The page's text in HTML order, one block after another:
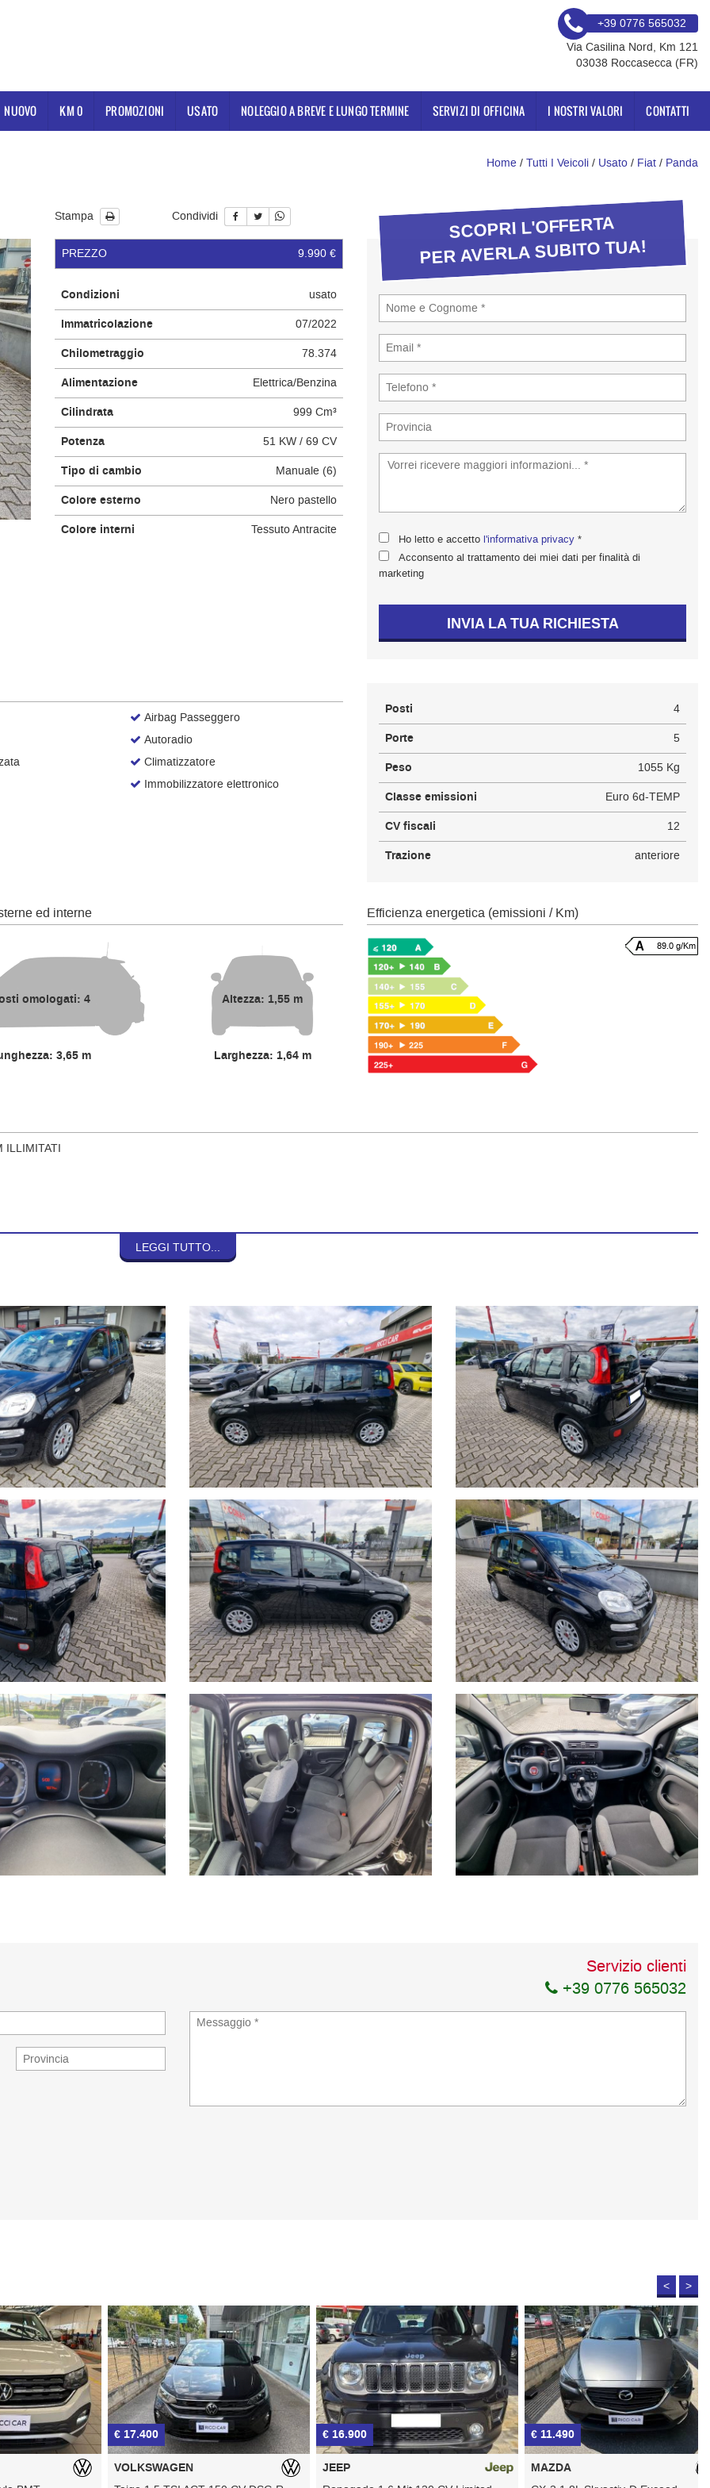
+39 0776 565032
Via Casilina Nord, Km 121
03038 Roccasecca (FR)
NUOVO KM 0 PROMOZIONI USATO NOLEGGIO A BREVE E LUNGO TERMINE SERVIZI DI OFFICINA I NOSTRI VALORI CONTATTI
Home / Tutti I Veicoli / Usato / Fiat / Panda
Stampa Condividi
PREZZO 9.990 €
Condizioni usato
Immatricolazione 07/2022
Chilometraggio 78.374
Alimentazione Elettrica/Benzina
Cilindrata 999 Cm³
Potenza 51 KW / 69 CV
Tipo di cambio Manuale (6)
Colore esterno Nero pastello
Colore interni Tessuto Antracite
SCOPRI L'OFFERTA
PER AVERLA SUBITO TUA!
Ho letto e accetto l'informativa privacy *
Acconsento al trattamento dei miei dati per finalità di
marketing
INVIA LA TUA RICHIESTA
Airbag Passeggero
Autoradio
Climatizzatore
Immobilizzatore elettronico
Posti 4
Porte 5
Peso 1055 Kg
Classe emissioni Euro 6d-TEMP
CV fiscali 12
Trazione anteriore
ed interne
omologati: 4
3,65 m
Altezza: 1,55 m
Larghezza: 1,64 m
Efficienza energetica (emissioni / Km)
89.0 g/Km
ILLIMITATI
TEMPO REALE SULLE NOSTRE OFFERTE COMMERCIALI!!!
USATE ,VETTURE NUOVE & SEMINUOVE & KM0, E PRODOTTI COMMERCIALI
LA SCELTA GIUSTA!!!
UN APPUNTAMENTO CON UN NOSTRO VENDITORE !!
è a carico dell'acquirente salvo diverse offerte.
casi, differire dall'effettivo equipaggiamento della vettura. RICCI CAR SRL declina ogni responsabilità per eventuali incongruenze, che
completa disposizione!
LEGGI TUTTO...
Servizio clienti
+39 0776 565032
< >
€ 17.400
VOLKSWAGEN
€ 16.900
JEEP
€ 11.490
MAZDA